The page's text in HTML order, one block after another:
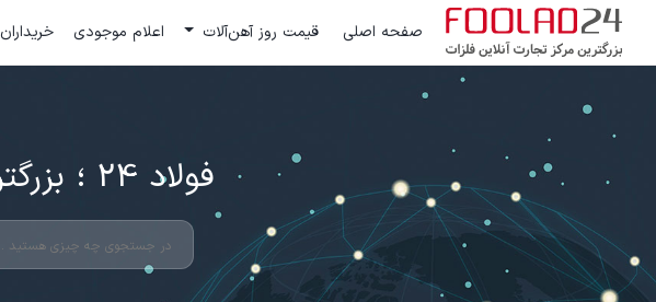
صفحه اصلی قیمت روز آهن‌آلات اعلام موجودی خریداران
فولاد 24 ؛ بزرگترین مرکز تجارت آنلاین فلزات